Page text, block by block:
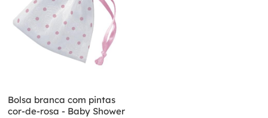
Bolsa branca com pintas
cor-de-rosa - Baby Shower